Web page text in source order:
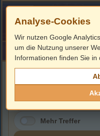
HOME ImpressumLinks
Filmbeschreibung,
Mehr Treffer
Analyse-Cookies
Wir nutzen Google
um die Nutzung unserer
Informationen finden Sie in